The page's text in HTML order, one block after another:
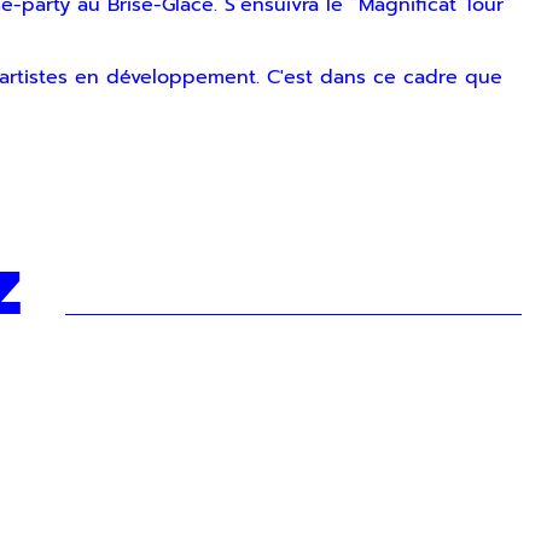
en développement. C'est dans ce cadre que